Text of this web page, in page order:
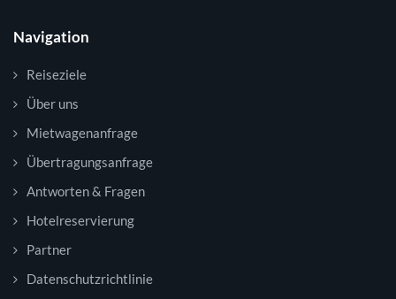
Navigation
Reiseziele
Über uns
Mietwagenanfrage
Übertragungsanfrage
Antworten & Fragen
Hotelreservierung
Partner
Datenschutzrichtlinie